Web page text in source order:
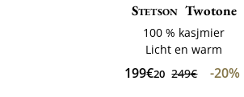
Stetson Twotone
100 % kasjmier
Licht en warm
199€20 249€ -20%